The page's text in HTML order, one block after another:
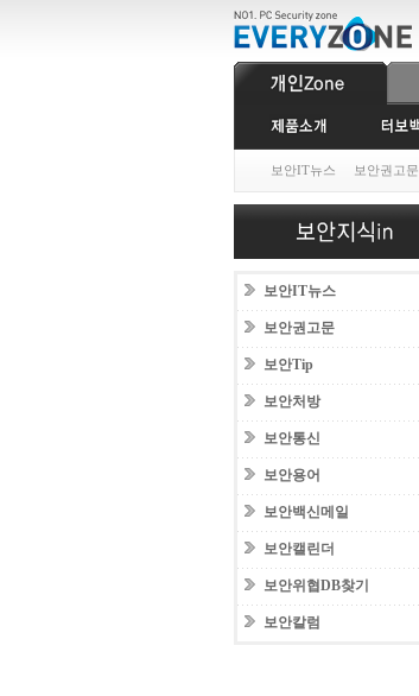
보안IT뉴스 보안권고문
보안IT뉴스
보안권고문
보안Tip
보안처방
보안통신
보안용어
보안백신메일
보안캘린더
보안위협DB찾기
보안칼럼